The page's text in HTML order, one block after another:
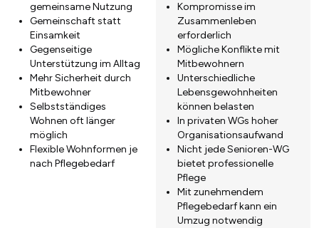
gemeinsame Nutzung
Gemeinschaft statt
Einsamkeit
Gegenseitige
Unterstützung im Alltag
Mehr Sicherheit durch
Mitbewohner
Selbstständiges
Wohnen oft länger
möglich
Flexible Wohnformen je
nach Pflegebedarf
Kompromisse im
Zusammenleben
erforderlich
Mögliche Konflikte mit
Mitbewohnern
Unterschiedliche
Lebensgewohnheiten
können belasten
In privaten WGs hoher
Organisationsaufwand
Nicht jede Senioren-WG
bietet professionelle
Pflege
Mit zunehmendem
Pflegebedarf kann ein
Umzug notwendig